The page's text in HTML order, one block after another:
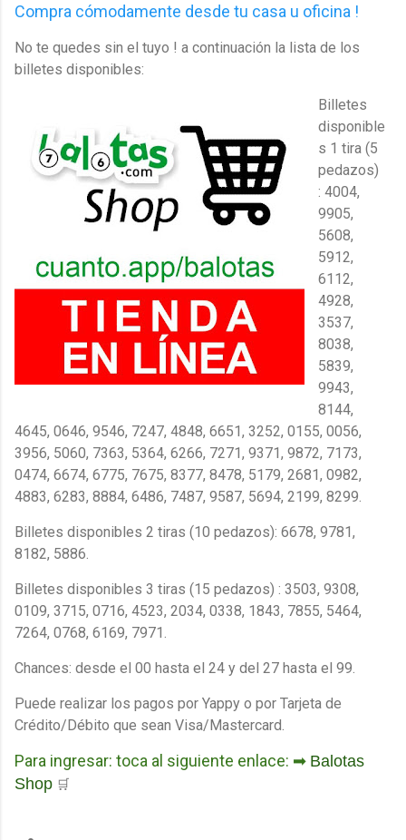
Compra cómodamente desde tu casa u oficina !
No te quedes sin el tuyo ! a continuación la lista de los
billetes disponibles:
Billetes
disponible
s 1 tira (5
pedazos)
: 4004,
9905,
5608,
5912,
6112,
4928,
3537,
8038,
5839,
9943,
8144,
4645, 0646, 9546, 7247, 4848, 6651, 3252, 0155, 0056,
3956, 5060, 7363, 5364, 6266, 7271, 9371, 9872, 7173,
0474, 6674, 6775, 7675, 8377, 8478, 5179, 2681, 0982,
4883, 6283, 8884, 6486, 7487, 9587, 5694, 2199, 8299
Billetes disponibles 2 tiras (10 pedazos): 6678, 9781,
8182, 5886.
Billetes disponibles 3 tiras (15 pedazos) : 3503, 9308,
0109, 3715, 0716, 4523, 2034, 0338, 1843, 7855, 5464,
7264, 0768, 6169, 7971.
Chances: desde el 00 hasta el 24 y del 27 hasta el 99.
Puede realizar los pagos por Yappy o por Tarjeta de
Crédito/Débito que sean Visa/Mastercard.
Para ingresar: toca al siguiente enlace: ➡ Balotas
Shop 🛒